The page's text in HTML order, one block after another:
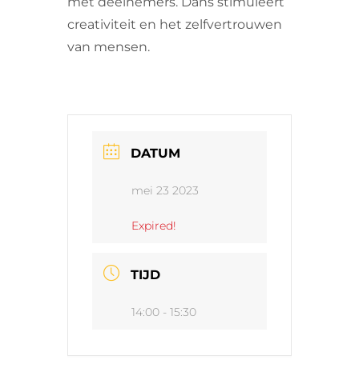
creativiteit en het zelfvertrouwen
van mensen.
DATUM
mei 23 2023
Expired!
TIJD
14:00 - 15:30